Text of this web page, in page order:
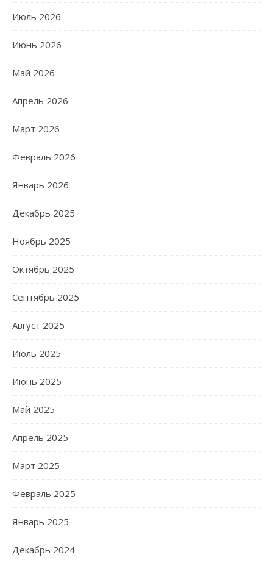
Июль 2026
Июнь 2026
Май 2026
Апрель 2026
Март 2026
Февраль 2026
Январь 2026
Декабрь 2025
Ноябрь 2025
Октябрь 2025
Сентябрь 2025
Август 2025
Июль 2025
Июнь 2025
Май 2025
Апрель 2025
Март 2025
Февраль 2025
Январь 2025
Декабрь 2024